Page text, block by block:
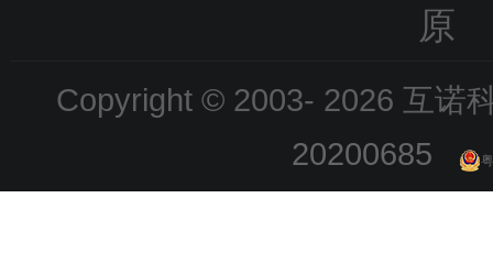
原
Copyright © 2003- 2026 互诺
20200685